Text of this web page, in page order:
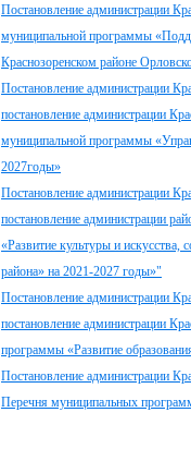
Постановление администрации
муниципальной программы
Краснозоренском районе
Постановление администрации
постановление администрации
муниципальной программы
2027годы»
Постановление администрации
постановление администрации
«Развитие культуры и искусства,
района» на 2021-2027 годы»"
Постановление администрации
постановление администрации
программы «Развитие
Постановление администрации
Перечня муниципальных